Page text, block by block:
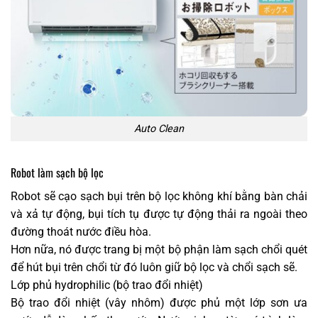
Auto Clean
Robot làm sạch bộ lọc
Robot sẽ cạo sạch bụi trên bộ lọc không khí bằng bàn chải
và xả tự động, bụi tích tụ được tự động thải ra ngoài theo
đường thoát nước điều hòa.
Hơn nữa, nó được trang bị một bộ phận làm sạch chổi quét
để hút bụi trên chổi từ đó luôn giữ bộ lọc và chổi sạch sẽ.
Lớp phủ hydrophilic (bộ trao đổi nhiệt)
Bộ trao đổi nhiệt (vây nhôm) được phủ một lớp sơn ưa